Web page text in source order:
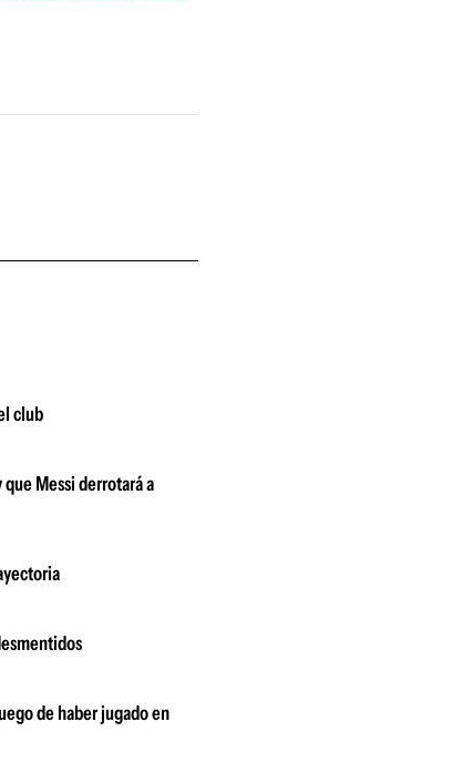
club
Messi derrotará a
de haber jugado en